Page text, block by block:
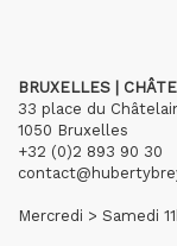
BRUXELLES |
33 place du
1050 Bruxelles
+32 (0)2 893 90 30
Mercredi > Samedi